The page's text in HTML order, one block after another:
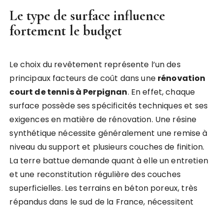
Le type de surface influence
fortement le budget
Le choix du revêtement représente l’un des
principaux facteurs de coût dans une rénovation
court de tennis à Perpignan. En effet, chaque
surface possède ses spécificités techniques et ses
exigences en matière de rénovation. Une résine
synthétique nécessite généralement une remise à
niveau du support et plusieurs couches de finition.
La terre battue demande quant à elle un entretien
et une reconstitution régulière des couches
superficielles. Les terrains en béton poreux, très
répandus dans le sud de la France, nécessitent